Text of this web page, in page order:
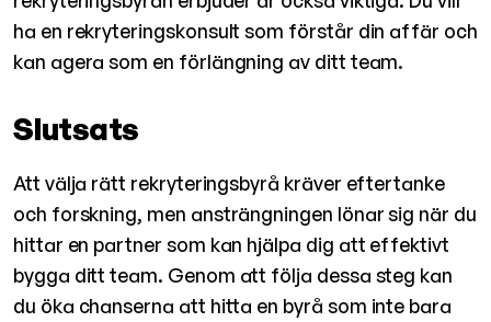
ha en rekryteringskonsult som förstår din affär och
kan agera som en förlängning av ditt team.
Slutsats
Att välja rätt rekryteringsbyrå kräver eftertanke
och forskning, men ansträngningen lönar sig när du
hittar en partner som kan hjälpa dig att effektivt
bygga ditt team. Genom att följa dessa steg kan
du öka chanserna att hitta en byrå som inte bara